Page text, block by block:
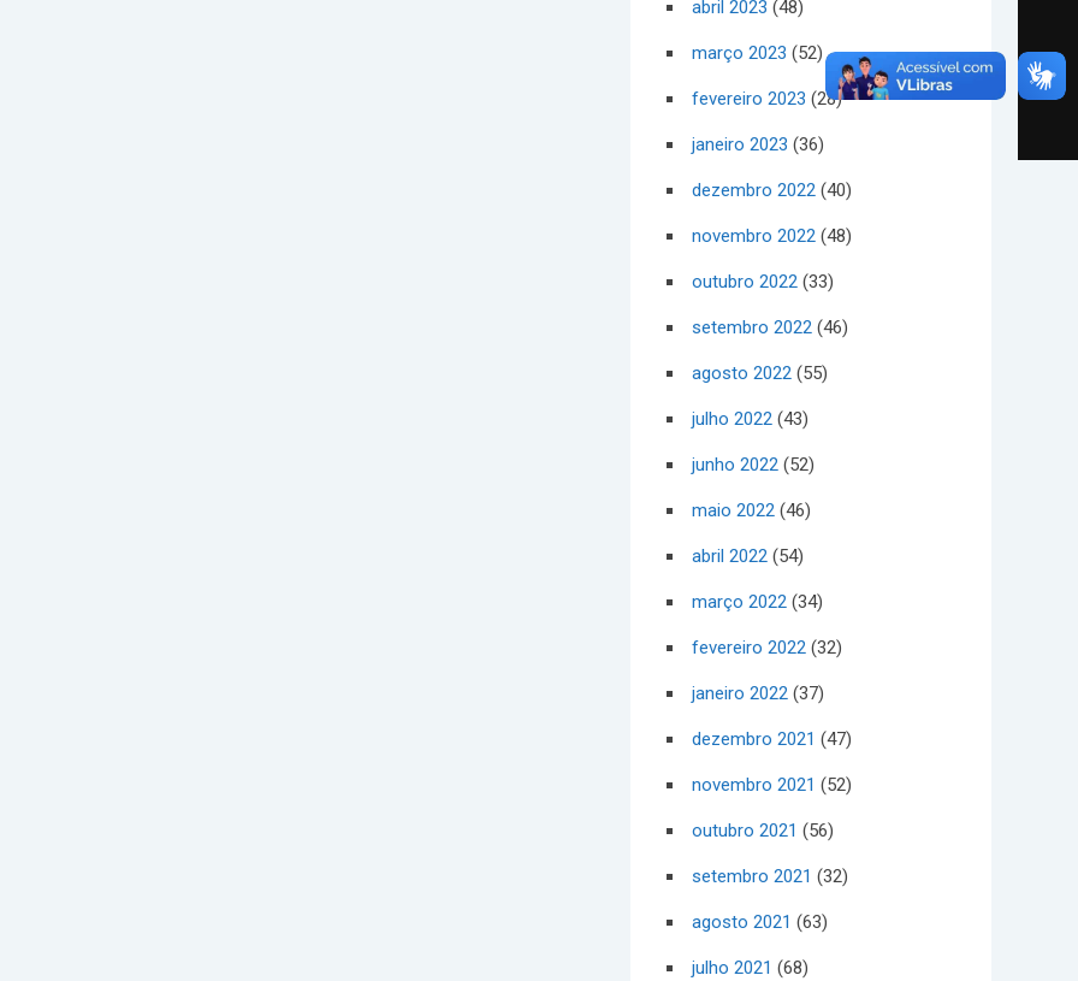
abril 2023 (48)
março 2023 (52)
fevereiro 2023 (28)
janeiro 2023 (36)
dezembro 2022 (40)
novembro 2022 (48)
outubro 2022 (33)
setembro 2022 (46)
agosto 2022 (55)
julho 2022 (43)
junho 2022 (52)
maio 2022 (46)
abril 2022 (54)
março 2022 (34)
fevereiro 2022 (32)
janeiro 2022 (37)
dezembro 2021 (47)
novembro 2021 (52)
outubro 2021 (56)
setembro 2021 (32)
agosto 2021 (63)
julho 2021 (68)